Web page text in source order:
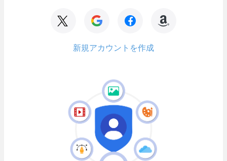
新規アカウントを作成